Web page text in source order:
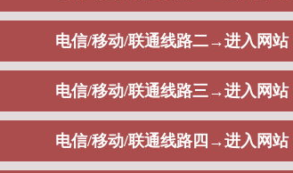
不锈钢储能罐用途有哪些